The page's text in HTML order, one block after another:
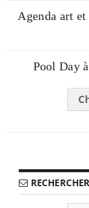
Agenda art
Pool Day